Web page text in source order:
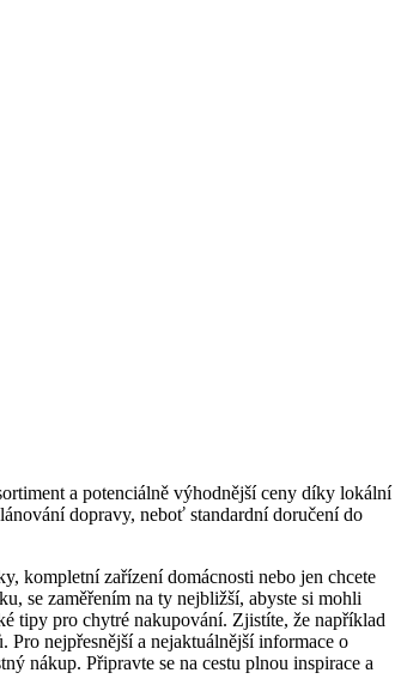
a potenciálně výhodnější ceny díky lokální
dopravy, neboť standardní doručení do
kompletní zařízení domácnosti nebo jen chcete
se zaměřením na ty nejbližší, abyste si mohli
tipy pro chytré nakupování. Zjistíte, že například
nejpřesnější a nejaktuálnější informace o
nákup. Připravte se na cestu plnou inspirace a